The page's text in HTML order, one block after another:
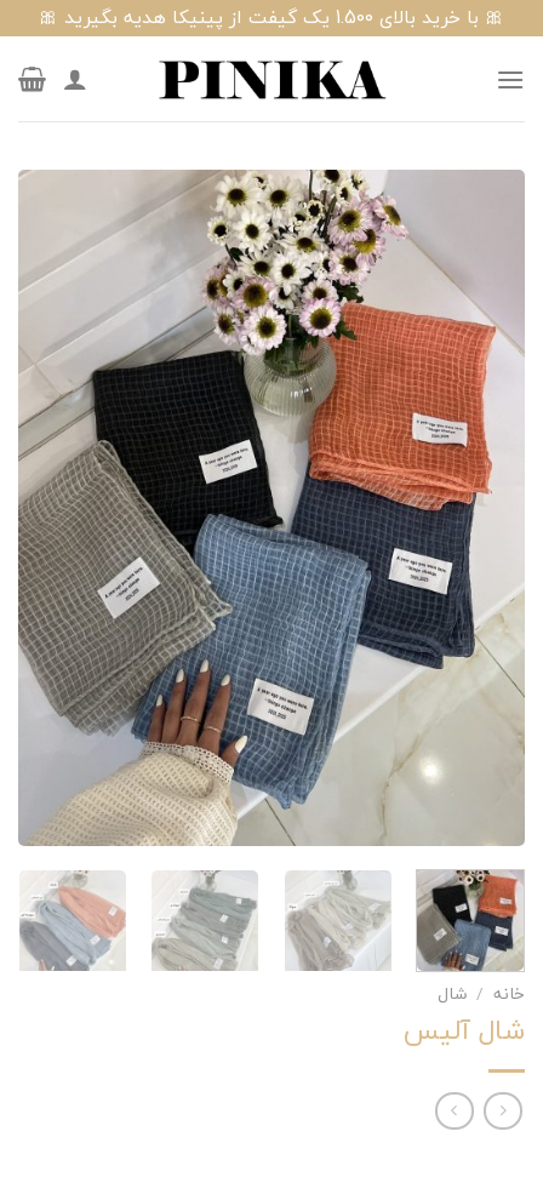
to
content
🎀 با خرید بالای 1.500 یک گیفت از پینیکا هدیه بگیرید 🎀
خانه / شال
شال آلیس